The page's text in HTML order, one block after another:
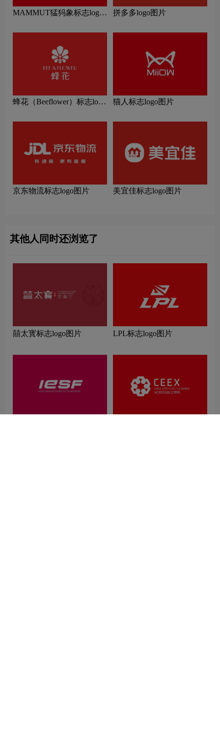
MAMMUT猛犸象标志logo
拼多多logo图片
蜂花（Beeflower）标志logo
猫人标志logo图片
京东物流标志logo图片 美宜佳标志logo图片
其他人同时还浏览了
囍太寳标志logo图片 LPL标志logo图片